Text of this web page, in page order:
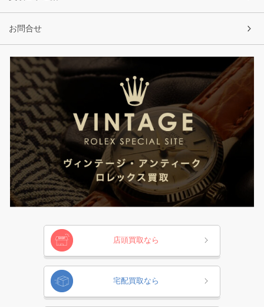
お問合せ
店頭買取なら
宅配買取なら